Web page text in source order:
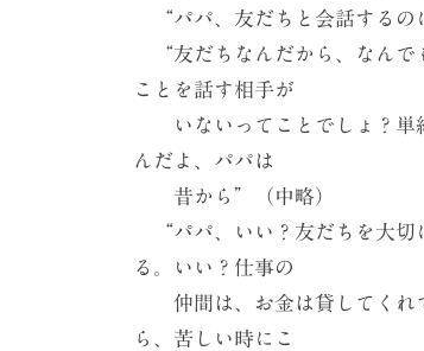
“パパ、友だちと会話するの
“友だちなんだから、なんで
ことを話す相手が
いないってことでしょ？単純
んだよ、パパは
昔から”（中略）
“パパ、いい？友だちを大切
る。いい？仕事の
仲間は、お金は貸してくれ
ら、苦しい時にこ